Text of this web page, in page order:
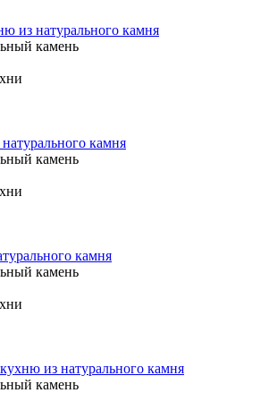
из натурального камня
камень
камня
камень
камня
камень
из натурального камня
камень